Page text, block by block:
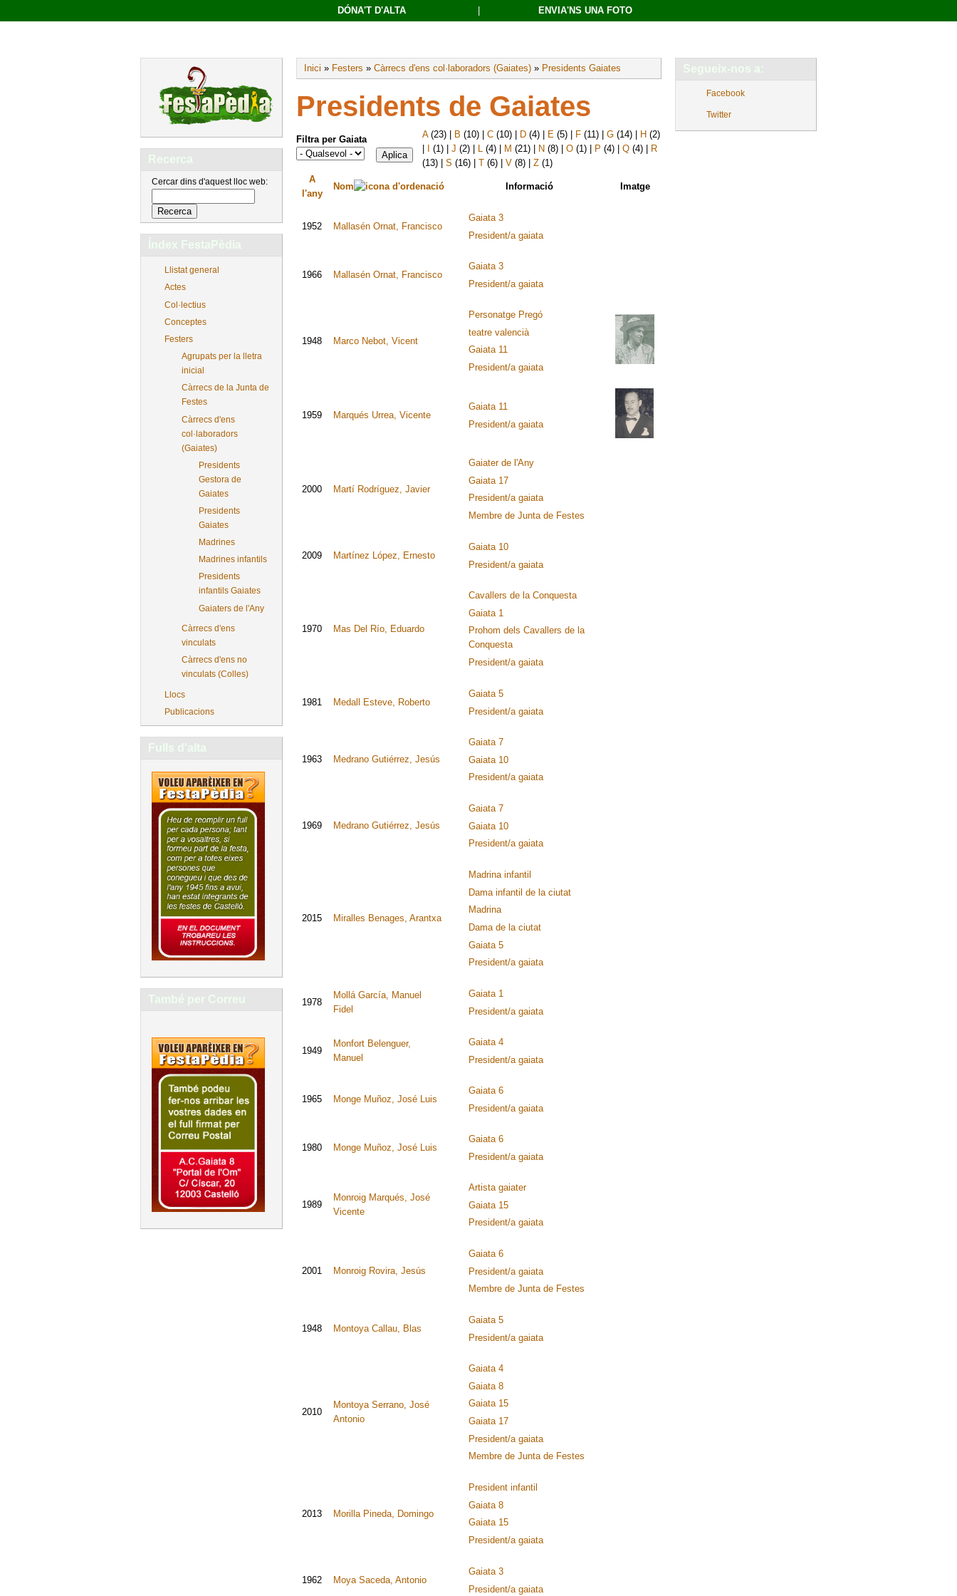
DÓNA'T D'ALTA ENVIA'NS UNA FOTO
Recerca
Cercar dins d'aquest lloc web:
Índex FestaPèdia
Llistat general
Actes
Col·lectius
Conceptes
Festers
Agrupats per la lletra
inicial
Càrrecs de la Junta de
Festes
Càrrecs d'ens
col·laboradors
(Gaiates)
Presidents
Gestora de
Gaiates
Presidents
Gaiates
Madrines
Madrines infantils
Presidents
infantils Gaiates
Gaiaters de l'Any
Càrrecs d'ens
vinculats
Càrrecs d'ens no
vinculats (Colles)
Llocs
Publicacions
Fulls d'alta
També per Correu
Inici » Festers » Càrrecs d'ens col·laboradors (Gaiates)» Presidents Gaiates
Presidents de Gaiates
Filtra per Gaiata A(23) B (10) |C (10) D (4) E (5) F (11) |G (14) H (2)
(1) |J (2) L (4) M (21) N (8) |O (1) P (4) |Q (4)
R
(13)
|S (16) |T (6) |V (8) |Z (1)
A
l'any
Nom Informació Imatge
1952 Mallasén Ornat, Francisco
Gaiata 3
President/a gaiata
1966 Mallasén Ornat, Francisco
Gaiata 3
President/a gaiata
1948 Marco Nebot, Vicent
Personatge Pregó
teatre valencià
Gaiata 11
President/a gaiata
1959 Marqués Urrea, Vicente
Gaiata 11
President/a gaiata
2000 Martí Rodríguez, Javier
Gaiater de l'Any
Gaiata 17
President/a gaiata
Membre de Junta de Festes
2009 Martínez López, Ernesto
Gaiata 10
President/a gaiata
1970 Mas Del Río, Eduardo
Cavallers de la Conquesta
Gaiata 1
Prohom dels Cavallers de la
Conquesta
President/a gaiata
1981 Medall Esteve, Roberto
Gaiata 5
President/a gaiata
1963 Medrano Gutiérrez, Jesús
Gaiata 7
Gaiata 10
President/a gaiata
1969 Medrano Gutiérrez, Jesús
Gaiata 7
Gaiata 10
President/a gaiata
2015 Miralles Benages, Arantxa
Madrina infantil
Dama infantil de la ciutat
Madrina
Dama de la ciutat
Gaiata 5
President/a gaiata
1978
Mollá García, Manuel
Fidel
Gaiata 1
President/a gaiata
1949
Monfort Belenguer,
Manuel
Gaiata 4
President/a gaiata
1965 Monge Muñoz, José Luis
Gaiata 6
President/a gaiata
1980 Monge Muñoz, José Luis
Gaiata 6
President/a gaiata
1989
Monroig Marqués, José
Vicente
Artista gaiater
Gaiata 15
President/a gaiata
2001 Monroig Rovira, Jesús
Gaiata 6
President/a gaiata
Membre de Junta de Festes
1948 Montoya Callau, Blas
Gaiata 5
President/a gaiata
2010
Montoya Serrano, José
Antonio
Gaiata 4
Gaiata 8
Gaiata 15
Gaiata 17
President/a gaiata
Membre de Junta de Festes
2013 Morilla Pineda, Domingo
President infantil
Gaiata 8
Gaiata 15
President/a gaiata
1962 Moya Saceda, Antonio
Gaiata 3
President/a gaiata
Segueix-nos a:
Facebook
Twitter